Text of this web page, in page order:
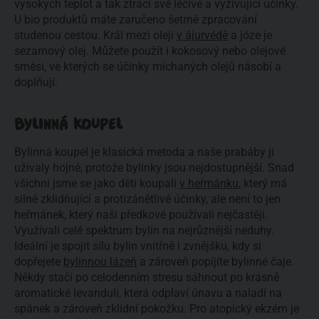
vysokých teplot a tak ztrácí své léčivé a vyživující účinky.
U bio produktů máte zaručeno šetrné zpracování
studenou cestou. Král mezi oleji v ájurvédě a józe je
sezamový olej. Můžete použít i kokosový nebo olejové
směsi, ve kterých se účinky míchaných olejů násobí a
doplňují.
BYLINNÁ KOUPEL
Bylinná koupel je klasická metoda a naše prabáby ji
užívaly hojně, protože bylinky jsou nejdostupnější. Snad
všichni jsme se jako děti koupali v heřmánku, který má
silně zklidňující a protizánětlivé účinky, ale není to jen
heřmánek, který naši předkové používali nejčastěji.
Využívali celé spektrum bylin na nejrůznější neduhy.
Ideální je spojit sílu bylin vnitřně i zvnějšku, kdy si
dopřejete bylinnou lázeň a zároveň popíjíte bylinné čaje.
Někdy stačí po celodenním stresu sáhnout po krásně
aromatické levanduli, která odplaví únavu a naladí na
spánek a zároveň zklidní pokožku. Pro atopický ekzém je